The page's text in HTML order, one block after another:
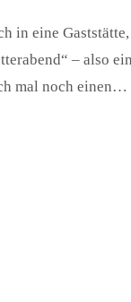
in eine
– also
mal noch einen…